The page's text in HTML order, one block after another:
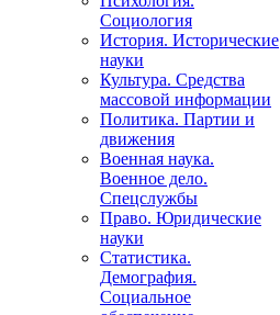
Социология
История. Исторические
науки
Культура. Средства
массовой информации
Политика. Партии и
движения
Военная наука.
Военное дело.
Спецслужбы
Право. Юридические
науки
Статистика.
Демография.
Социальное